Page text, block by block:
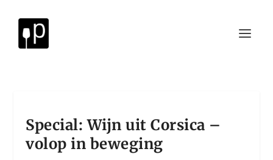
Special: Wijn uit Corsica –
volop in beweging